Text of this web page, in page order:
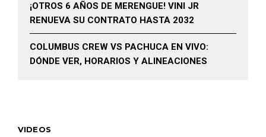
¡OTROS 6 AÑOS DE MERENGUE! VINI JR
RENUEVA SU CONTRATO HASTA 2032
COLUMBUS CREW VS PACHUCA EN VIVO:
DÓNDE VER, HORARIOS Y ALINEACIONES
VIDEOS